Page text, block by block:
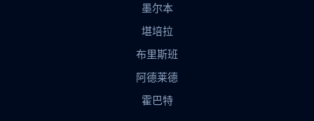
墨尔本
堪培拉
布里斯班
阿德莱德
霍巴特